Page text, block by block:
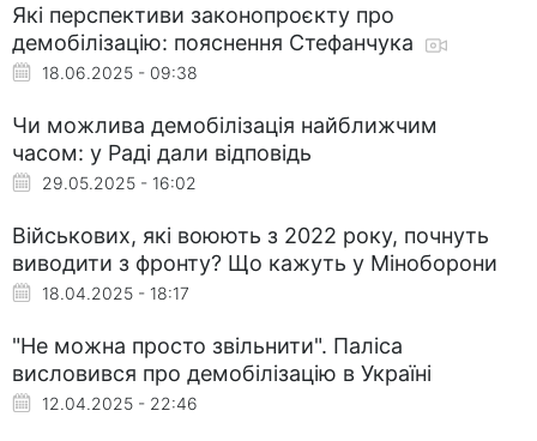
Які перспективи законопроєкту про
демобілізацію: пояснення Стефанчука
18.06.2025 - 09:38
Чи можлива демобілізація найближчим
часом: у Раді дали відповідь
29.05.2025 - 16:02
Військових, які воюють з 2022 року, почнуть
виводити з фронту? Що кажуть у Міноборони
18.04.2025 - 18:17
"Не можна просто звільнити". Паліса
висловився про демобілізацію в Україні
12.04.2025 - 22:46